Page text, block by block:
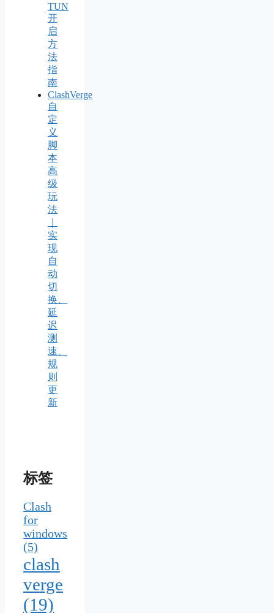
TUN
开
启
方
法
指
南
ClashVerge
自
定
义
脚
本
高
级
玩
法
实
现
自
动
切
换、
延
迟
测
速、
规
则
更
新
标签
Clash
for
windows
(5)
clash
verge
(19)